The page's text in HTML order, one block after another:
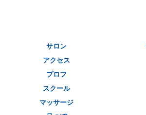
サロン
アクセス
プロフ
スクール
マッサージ